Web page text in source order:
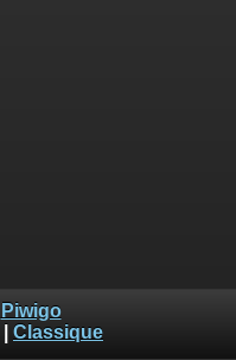
Piwigo
Classique